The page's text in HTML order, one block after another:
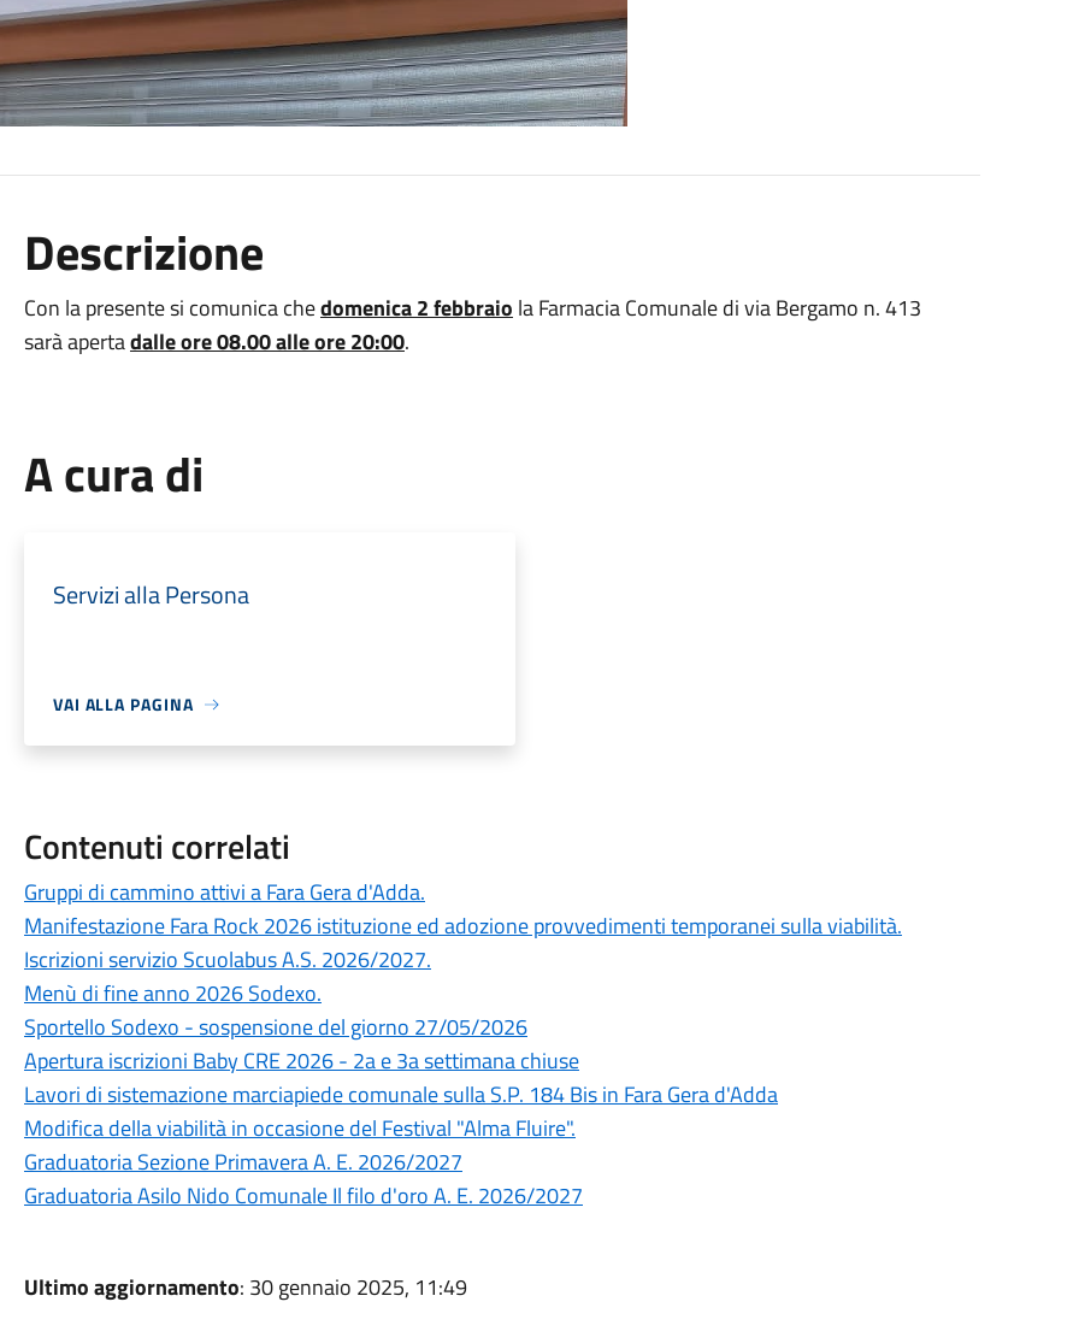
Descrizione
Con la presente si comunica chedomenica 2 febbraio la Farmacia Comunale di via Bergamo n. 413
sarà apertadalle ore 08.00 alle ore 20:00.
A cura di
Servizi alla Persona
VAI ALLA PAGINA
Contenuti correlati
Gruppi di cammino attivi a Fara Gera d'Adda.
Manifestazione Fara Rock 2026 istituzione ed adozione provvedimenti temporanei sulla viabilità.
Iscrizioni servizio Scuolabus A.S. 2026/2027.
Menù di fine anno 2026 Sodexo.
Sportello Sodexo - sospensione del giorno 27/05/2026
Apertura iscrizioni Baby CRE 2026 - 2a e 3a settimana chiuse
Lavori di sistemazione marciapiede comunale sulla S.P. 184 Bis in Fara Gera d'Adda
Modifica della viabilità in occasione del Festival "Alma Fluire".
Graduatoria Sezione Primavera A. E. 2026/2027
Graduatoria Asilo Nido Comunale Il filo d'oro A. E. 2026/2027
Ultimo aggiornamento: 30 gennaio 2025, 11:49